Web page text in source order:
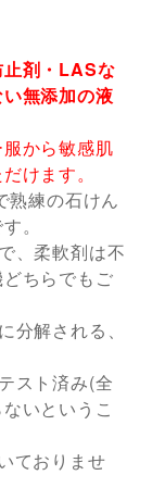
止剤・LASな
無添加の液
から敏感肌
けます。
熟練の石けん
。
、柔軟剤は不
ちらでもご
解される、
スト済み(全
いというこ
ておりませ